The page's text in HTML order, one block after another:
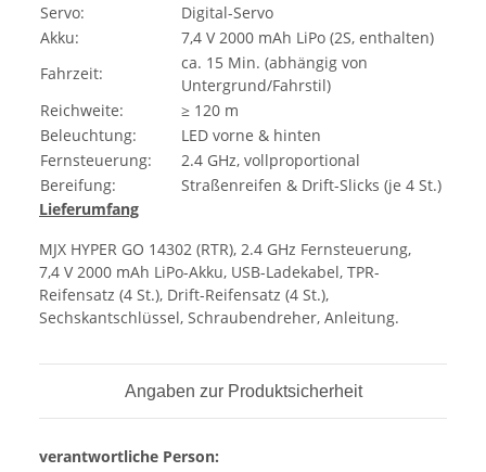
Servo:
Digital-Servo
Akku:
7,4 V 2000 mAh LiPo (2S, enthalten)
Fahrzeit:
ca. 15 Min. (abhängig von
Untergrund/Fahrstil)
Reichweite:
≥ 120 m
Beleuchtung:
LED vorne & hinten
Fernsteuerung:
2.4 GHz, vollproportional
Bereifung:
Straßenreifen & Drift-Slicks (je 4 St.)
Lieferumfang
MJX HYPER GO 14302 (RTR), 2.4 GHz Fernsteuerung,
7,4 V 2000 mAh LiPo-Akku, USB-Ladekabel, TPR-
Reifensatz (4 St.), Drift-Reifensatz (4 St.),
Sechskantschlüssel, Schraubendreher, Anleitung.
Angaben zur Produktsicherheit
verantwortliche Person: